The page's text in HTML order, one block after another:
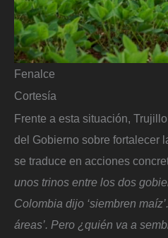
Fenalce
Cortesía
Frente a esta situación,
del Gobierno sobre fortalecer
se traduce en acciones
unos trinos entre los dos
Colombia dijo ‘siembren
áreas’. Pero ¿quién va a